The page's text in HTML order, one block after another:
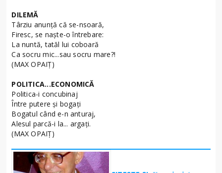
DILEMĂ
Târziu anunță că se-nsoară,
Firesc, se naște-o întrebare:
La nuntă, tatăl lui coboară
Ca socru mic...sau socru mare?!
(MAX OPAIŢ)
POLITICA...ECONOMICĂ
Politica-i concubinaj
Între putere şi bogați
Bogatul când e-n anturaj,
Alesul parcă-i la... argați.
(MAX OPAIŢ)